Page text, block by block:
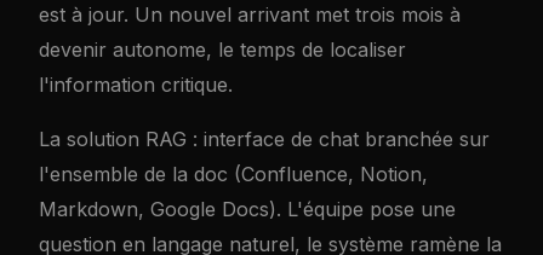
est à jour. Un nouvel arrivant met trois mois à
devenir autonome, le temps de localiser
l'information critique.
La solution RAG : interface de chat branchée sur
l'ensemble de la doc (Confluence, Notion,
Markdown, Google Docs). L'équipe pose une
question en langage naturel, le système ramène la